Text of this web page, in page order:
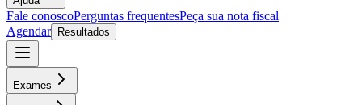
Fale conoscoPerguntas frequentesPeça sua nota fiscal
Agendar
Resultados
Exames